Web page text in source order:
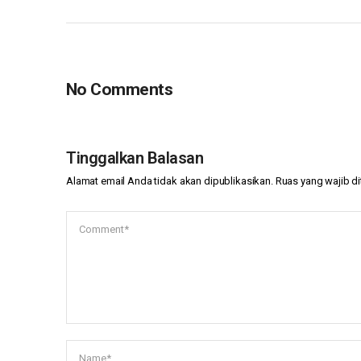
No Comments
Tinggalkan Balasan
Alamat email Anda tidak akan dipublikasikan. Ruas yang wajib